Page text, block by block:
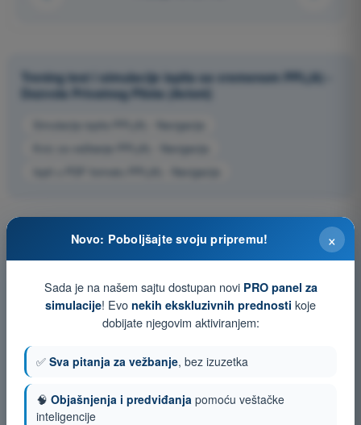
Trening test i simulacije ispita sa vremenom PPL(A) -
Dozvola Privatnog Pilota (Avioni)
Simulacija ispita PPL(A) - Navigacija
Kviz za vežbanje PPL(A) - Navigacija
Ispit u PDF formatu PPL(A) - Navigacija
×
Novo: Poboljšajte svoju pripremu!
Sada je na našem sajtu dostupan novi PRO panel za
simulacije! Evo nekih ekskluzivnih prednosti koje
dobijate njegovim aktiviranjem:
✅ Sva pitanja za vežbanje, bez izuzetka
🧠 Objašnjenja i predviđanja pomoću veštačke
inteligencije